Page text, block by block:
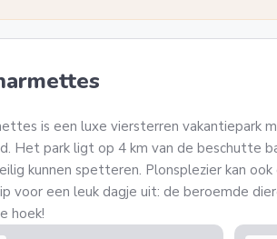
is een luxe viersterren vakantiepark
Het park ligt op 4 km van de beschutte
kunnen spetteren. Plonsplezier kan
voor een leuk dagje uit: de beroemde
hoek!